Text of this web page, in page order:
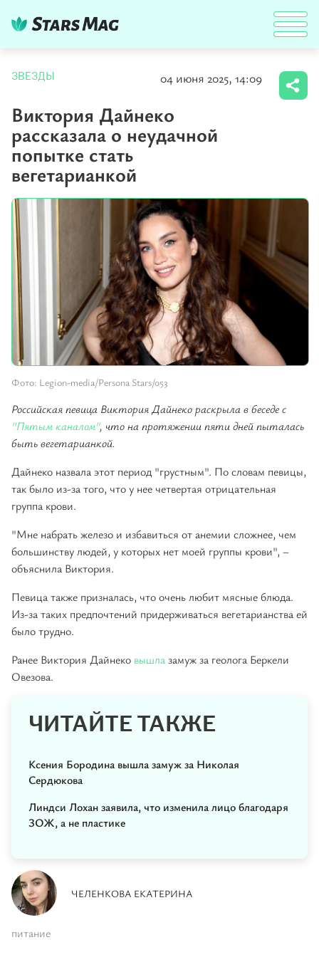
ЗВЕЗДЫ 04 июня 2025, 14:09
Виктория Дайнеко
рассказала о неудачной
попытке стать
вегетарианкой
Фото: Legion-media/Persona Stars/053
Российская певица Виктория Дайнеко раскрыла в беседе с
"Пятым каналом", что на протяжении пяти дней пыталась
быть вегетарианкой.
Дайнеко назвала этот период "грустным". По словам певицы,
так было из-за того, что у нее четвертая отрицательная
группа крови.
"Мне набрать железо и избавиться от анемии сложнее, чем
большинству людей, у которых нет моей группы крови", –
объяснила Виктория.
Певица также призналась, что очень любит мясные блюда.
Из-за таких предпочтений придерживаться вегетарианства ей
было трудно.
Ранее Виктория Дайнеко вышлазамуж за геолога Беркели
Овезова.
ЧИТАЙТЕ ТАКЖЕ
Ксения Бородина вышла замуж за Николая
Сердюкова
Линдси Лохан заявила, что изменила лицо благодаря
ЗОЖ, а не пластике
ЧЕЛЕНКОВА ЕКАТЕРИНА
питание